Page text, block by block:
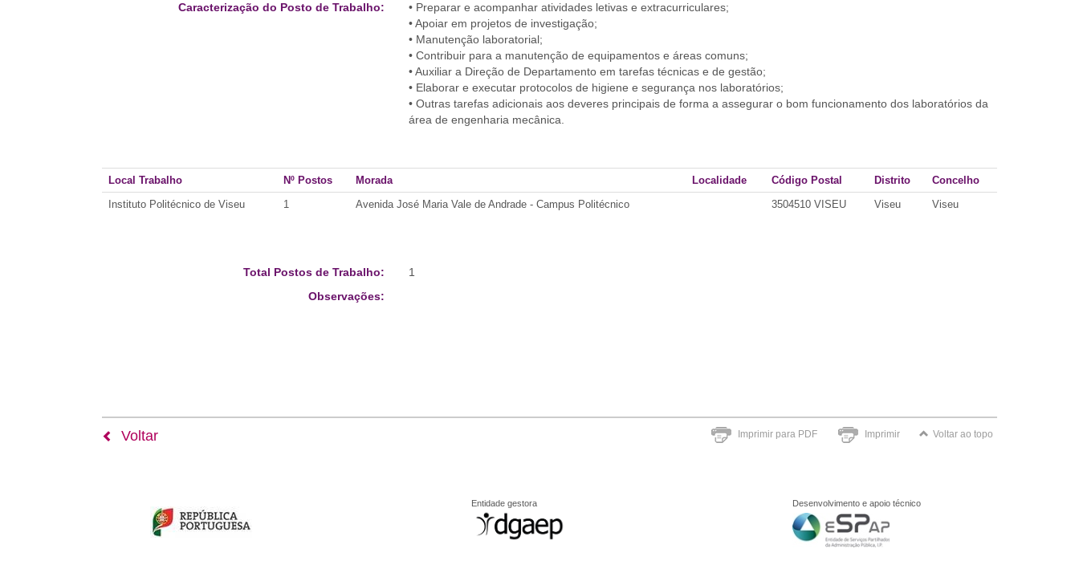
Caracterização do Posto de Trabalho:
• Preparar e acompanhar atividades letivas e extracurriculares;
• Apoiar em projetos de investigação;
• Manutenção laboratorial;
• Contribuir para a manutenção de equipamentos e áreas comuns;
• Auxiliar a Direção de Departamento em tarefas técnicas e de gestão;
• Elaborar e executar protocolos de higiene e segurança nos laboratórios;
• Outras tarefas adicionais aos deveres principais de forma a assegurar o bom funcionamento dos laboratórios da
área de engenharia mecânica.
Local Trabalho Nº Postos Morada Localidade Código Postal Distrito
Concelho
Instituto Politécnico de Viseu
1 Avenida José Maria Vale de Andrade - Campus Politécnico 3504510 VISEU Viseu Viseu
Total Postos de Trabalho:
1
Observações:
Imprimir para PDF Imprimir Voltar ao topo
Voltar
Entidade gestora Desenvolvimento e apoio técnico